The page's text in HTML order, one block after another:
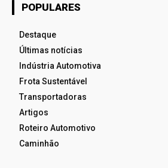
POPULARES
Destaque
Últimas notícias
Indústria Automotiva
Frota Sustentável
Transportadoras
Artigos
Roteiro Automotivo
Caminhão